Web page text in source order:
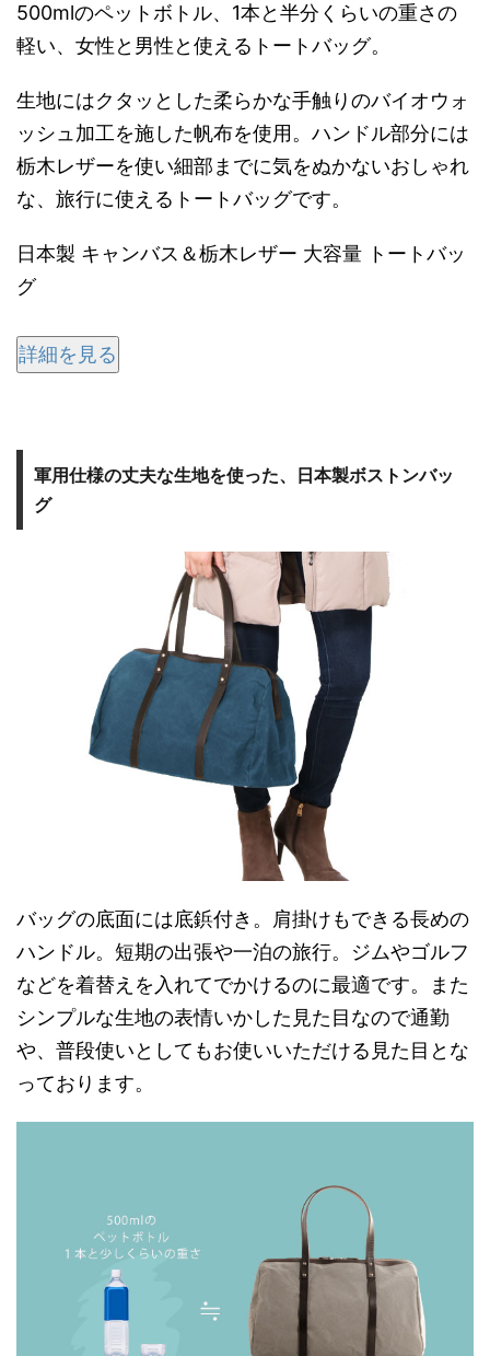
500mlのペットボトル、1本と半分くらいの重さの
軽い、女性と男性と使えるトートバッグ。
生地にはクタッとした柔らかな手触りのバイオウォ
ッシュ加工を施した帆布を使用。ハンドル部分には
栃木レザーを使い細部までに気をぬかないおしゃれ
な、旅行に使えるトートバッグです。
日本製 キャンバス＆栃木レザー 大容量 トートバッ
グ
詳細を見る
軍用仕様の丈夫な生地を使った、日本製ボストンバッ
グ
バッグの底面には底鋲付き。肩掛けもできる長めの
ハンドル。短期の出張や一泊の旅行。ジムやゴルフ
などを着替えを入れてでかけるのに最適です。また
シンプルな生地の表情いかした見た目なので通勤
や、普段使いとしてもお使いいただける見た目とな
っております。